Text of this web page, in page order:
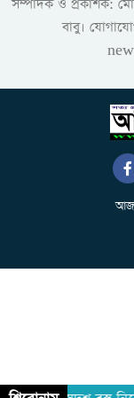
সম্পাদক ও প্রকাশক:
বাবু।